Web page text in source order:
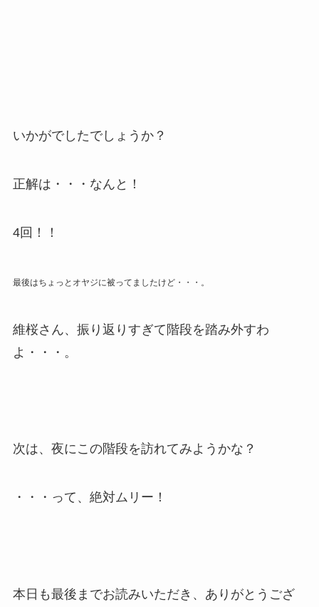
いかがでしたでしょうか？
正解は・・・なんと！
4回！！
最後はちょっとオヤジに被ってましたけど・・・。
維桜さん、振り返りすぎて階段を踏み外すわ
よ・・・。
次は、夜にこの階段を訪れてみようかな？
・・・って、絶対ムリー！
本日も最後までお読みいただき、ありがとうござ